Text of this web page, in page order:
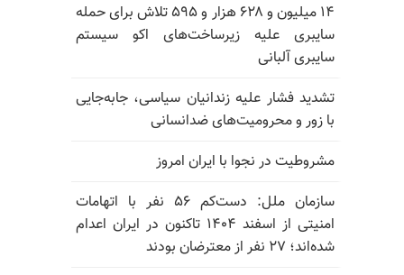
۱۴ میلیون و ۶۲۸ هزار و ۵۹۵ تلاش برای حمله
سایبری علیه زیرساخت‌های اکو سیستم
سایبری آلبانی
تشدید فشار علیه زندانیان سیاسی، جابه‌جایی
با زور و محرومیت‌های ضدانسانی
مشروطیت در نجوا با ایران امروز
سازمان ملل: دست‌کم ۵۶ نفر با اتهامات
امنیتی از اسفند ۱۴۰۴ تاکنون در ایران اعدام
شده‌اند؛ ۲۷ نفر از معترضان بودند